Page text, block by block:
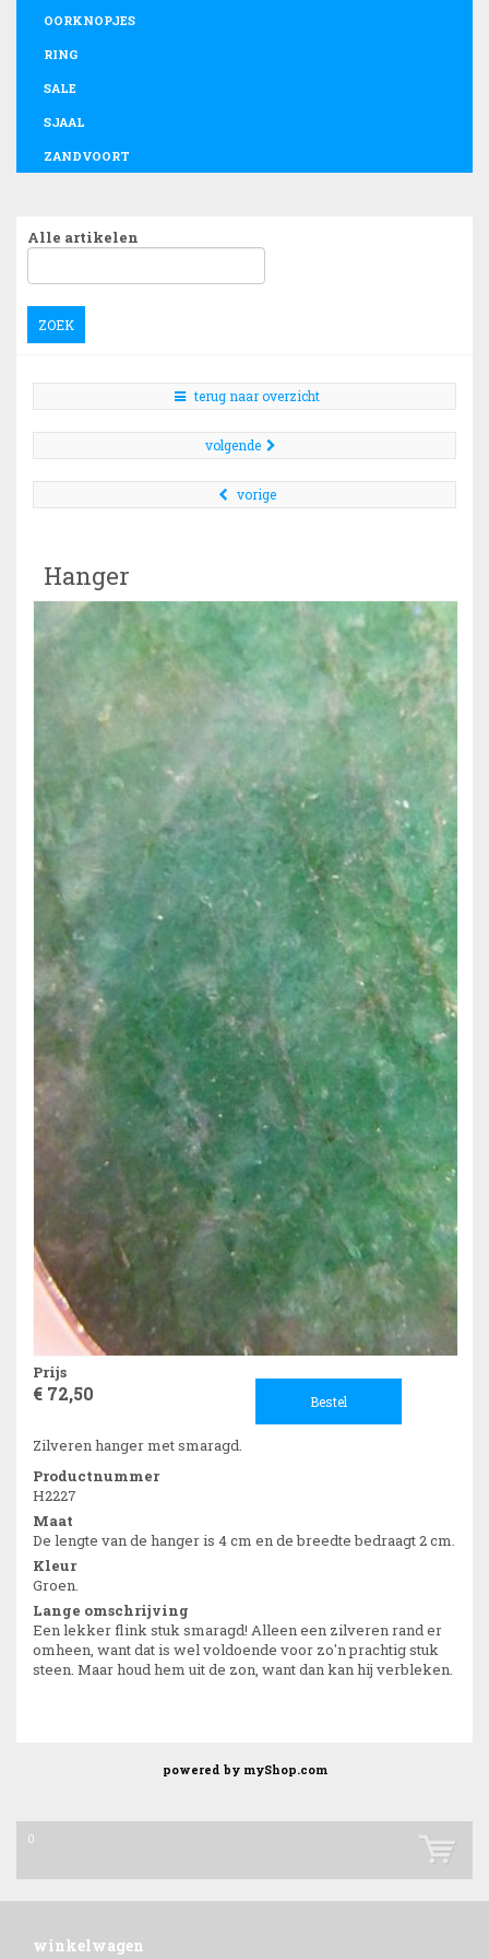
OORKNOPJES
RING
SALE
SJAAL
ZANDVOORT
Alle artikelen
ZOEK
terug naar overzicht
volgende
vorige
Hanger
Prijs
€ 72,50 Bestel
Zilveren hanger met smaragd.
Productnummer
H2227
Maat
De lengte van de hanger is 4 cm en de breedte bedraagt 2 cm.
Kleur
Groen.
Lange omschrijving
Een lekker flink stuk smaragd! Alleen een zilveren rand er
omheen, want dat is wel voldoende voor zo'n prachtig stuk
steen. Maar houd hem uit de zon, want dan kan hij verbleken.
powered by myShop.com
0
winkelwagen